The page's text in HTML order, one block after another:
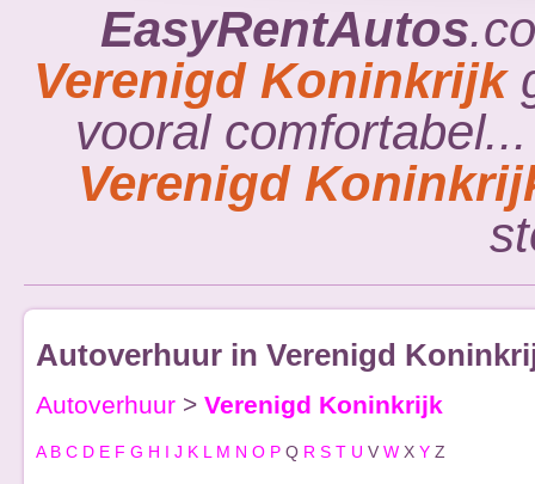
EasyRentAutos
Verenigd Koninkrijk
vooral
Verenigd
Autoverhuur in Verenigd
Autoverhuur > Verenigd Koninkrijk
A B C D E F G H I J K L M N O P Q R S T U V W X Y Z